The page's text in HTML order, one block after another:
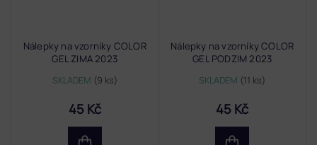
Nálepky na vzorníky COLOR
GEL ZIMA 2023
SKLADEM (9 ks)
45 Kč
Nálepky na vzorníky COLOR
GEL PODZIM 2023
SKLADEM (11 ks)
45 Kč